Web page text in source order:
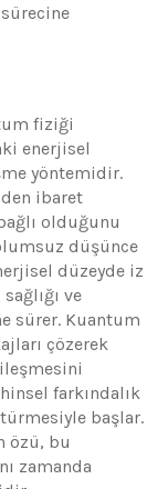
fiziği
enerjisel
yöntemidir.
ibaret
olduğunu
düşünce
düzeyde iz
ve
sürer. Kuantum
çözerek
farkındalık
başlar.
özü, bu
zamanda